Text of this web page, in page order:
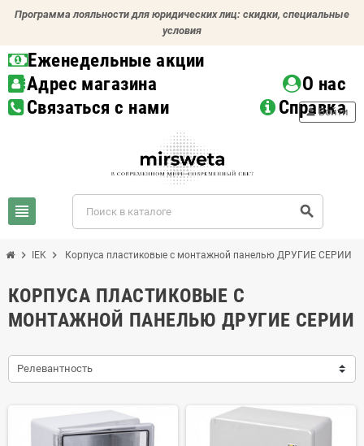
Программа лояльности для юридических лиц: скидки, специальные
условия
Еженедельные акции
Адрес магазина
О нас
Связаться с нами
Справка
view_headline search
person Войти
chevron_right IEK chevron_right Корпуса пластиковые с монтажной панелью ДРУГИЕ СЕРИИ
КОРПУСА ПЛАСТИКОВЫЕ С
МОНТАЖНОЙ ПАНЕЛЬЮ ДРУГИЕ СЕРИИ
Релевантность